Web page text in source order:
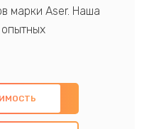
марки Aser. Наша
знаниями и
ремонт с
компонентов, а
всех